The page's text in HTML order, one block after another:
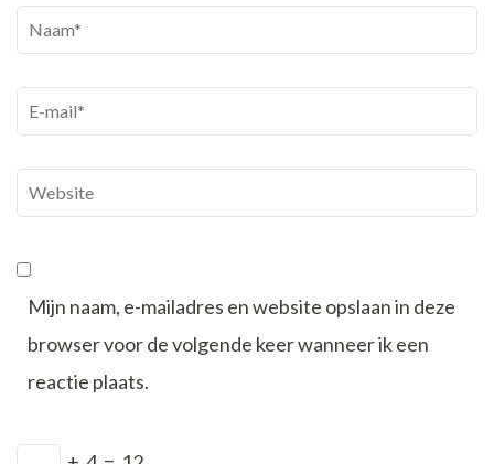
Naam*
E-
mail*
Website
Mijn naam, e-mailadres en website opslaan in deze
browser voor de volgende keer wanneer ik een
reactie plaats.